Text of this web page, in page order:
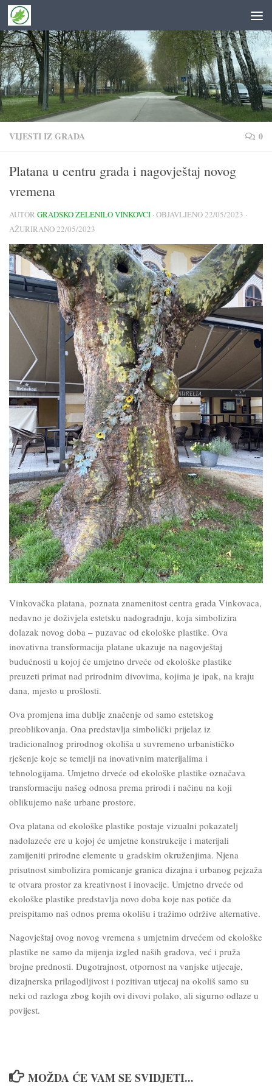
Skip to content
VIJESTI IZ GRADA 0
Platana u centru grada i nagovještaj novog
vremena
AUTOR GRADSKO ZELENILO VINKOVCI · OBJAVLJENO22/05/2023 ·
AŽURIRANO22/05/2023
Vinkovačka platana, poznata znamenitost centra grada Vinkovaca,
nedavno je doživjela estetsku nadogradnju, koja simbolizira
dolazak novog doba – puzavac od ekološke plastike. Ova
inovativna transformacija platane ukazuje na nagovještaj
budućnosti u kojoj će umjetno drveće od ekološke plastike
preuzeti primat nad prirodnim divovima, kojima je ipak, na kraju
dana, mjesto u prošlosti.
Ova promjena ima dublje značenje od samo estetskog
preoblikovanja. Ona predstavlja simbolički prijelaz iz
tradicionalnog prirodnog okoliša u suvremeno urbanističko
rješenje koje se temelji na inovativnim materijalima i
tehnologijama. Umjetno drveće od ekološke plastike označava
transformaciju našeg odnosa prema prirodi i načinu na koji
oblikujemo naše urbane prostore.
Ova platana od ekološke plastike postaje vizualni pokazatelj
nadolazeće ere u kojoj će umjetne konstrukcije i materijali
zamijeniti prirodne elemente u gradskim okruženjima. Njena
prisutnost simbolizira pomicanje granica dizajna i urbanog pejzaža
te otvara prostor za kreativnost i inovacije. Umjetno drveće od
ekološke plastike predstavlja novo doba koje nas potiče da
preispitamo naš odnos prema okolišu i tražimo održive alternative.
Nagovještaj ovog novog vremena s umjetnim drvećem od ekološke
plastike ne samo da mijenja izgled naših gradova, već i pruža
brojne prednosti. Dugotrajnost, otpornost na vanjske utjecaje,
dizajnerska prilagodljivost i pozitivan utjecaj na okoliš samo su
neki od razloga zbog kojih ovi divovi polako, ali sigurno odlaze u
povijest.
MOŽDA ĆE VAM SE SVIDJETI...